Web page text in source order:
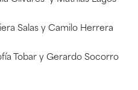
Salas y Camilo Herrera
Tobar y Gerardo Socorro